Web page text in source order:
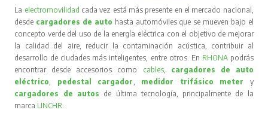
La electromovilidad cada vez está más presente en el mercado nacional,
desde cargadores de auto hasta automóviles que se mueven bajo el
concepto verde del uso de la energía eléctrica con el objetivo de mejorar
la calidad del aire, reducir la contaminación acústica, contribuir al
desarrollo de ciudades más inteligentes, entre otros. En RHONA podrás
encontrar desde accesorios como cables, cargadores de auto
eléctrico
pedestal cargador medidor trifásico meter
y
cargadores de autos de última tecnología, principalmente de la
marca LINCHR